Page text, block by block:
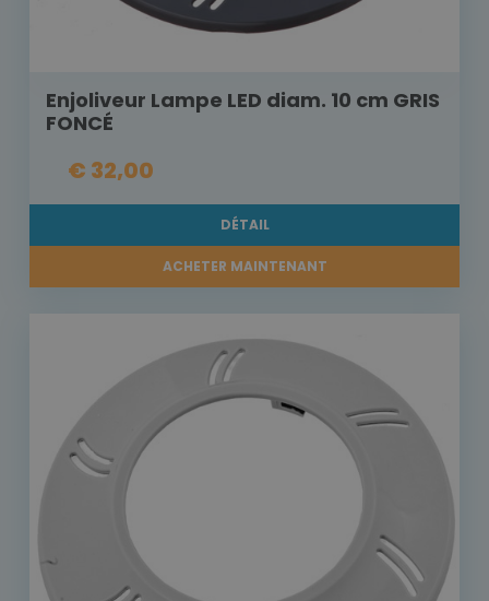
Enjoliveur Lampe LED diam. 10 cm GRIS
FONCÉ
€ 32,00
DÉTAIL
ACHETER MAINTENANT